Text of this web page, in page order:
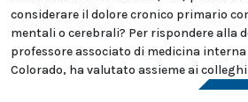
considerare il dolore cronico primario
mentali o cerebrali? Per rispondere alla
professore associato di medicina
Colorado, ha valutato assieme ai colleghi